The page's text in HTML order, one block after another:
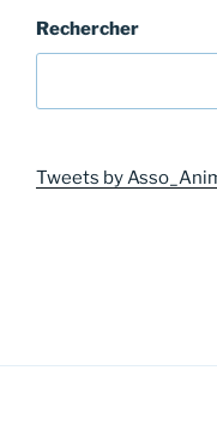
Rechercher
Tweets by